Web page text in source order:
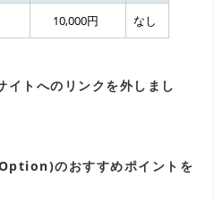
10,000円 なし
イトへのリンクを外しまし
のおすすめポイントを